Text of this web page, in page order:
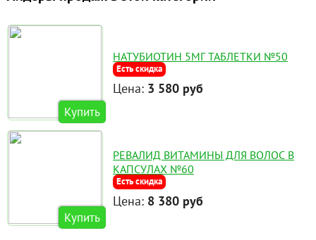
Купить
НАТУБИОТИН 5МГ ТАБЛЕТКИ №50
Есть скидка
Цена: 3 580 руб
Купить
РЕВАЛИД ВИТАМИНЫ ДЛЯ ВОЛОС В
КАПСУЛАХ №60
Есть скидка
Цена: 8 380 руб